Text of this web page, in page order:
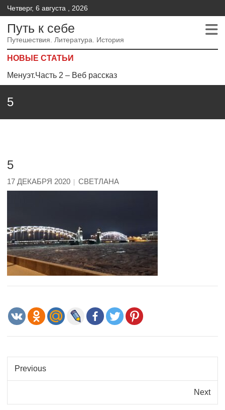
Четверг, 6 августа , 2026
Путь к себе
Путешествия. Литература. История
НОВЫЕ СТАТЬИ
Менуэт.Часть 2 – Веб рассказ
5
5
17 ДЕКАБРЯ 2020 СВЕТЛАНА
Previous
Next